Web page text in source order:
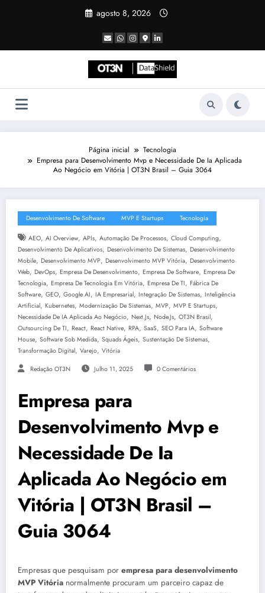
agosto 8, 2026
Página inicial
Tecnologia
Empresa para Desenvolvimento Mvp e Necessidade De Ia Aplicada
Ao Negócio em Vitória | OT3N Brasil – Guia 3064
Desenvolvimento De Software MVP E Startups Tecnologia
AEO, AI Overview, APIs, Automação De Processos, Cloud Computing,
Desenvolvimento De Aplicativos, Desenvolvimento De Sistemas, Desenvolvimento
Mobile, Desenvolvimento MVP, Desenvolvimento MVP Vitória, Desenvolvimento
Web, DevOps, Empresa De Desenvolvimento, Empresa De Software, Empresa De
Tecnologia, Empresa De Tecnologia Em Vitória, Empresa De TI, Fábrica De
Software, GEO, Google AI, IA Empresarial, Integração De Sistemas, Inteligência
Artificial, Kubernetes, Modernização De Sistemas, MVP, MVP E Startups,
Necessidade De IA Aplicada Ao Negócio, Next.js, Node.js, OT3N Brasil,
Outsourcing De TI, React, React Native, RPA, SaaS, SEO Para IA, Software
House, Software Sob Medida, Squads Ágeis, Sustentação De Sistemas,
Transformação Digital, Varejo, Vitória
Redação OT3N Julho 11, 2025 0 Comentários
Empresa para
Desenvolvimento Mvp e
Necessidade De Ia
Aplicada Ao Negócio em
Vitória | OT3N Brasil –
Guia 3064
Empresas que pesquisam por empresa para desenvolvimento
MVP Vitória normalmente procuram um parceiro capaz de